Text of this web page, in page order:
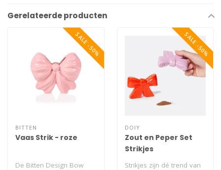
Gerelateerde producten
SALE -50%
BITTEN
Vaas Strik - roze
De Bitten Design Bow
SALE -50%
DOIY
Zout en Peper Set
Strikjes
Strikjes zijn dé trend van